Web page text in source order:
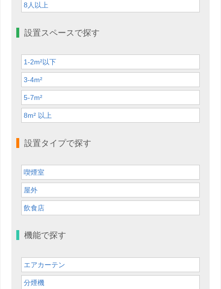
8人以上
設置スペースで探す
1-2m²以下
3-4m²
5-7m²
8m² 以上
設置タイプで探す
喫煙室
屋外
飲食店
機能で探す
エアカーテン
分煙機